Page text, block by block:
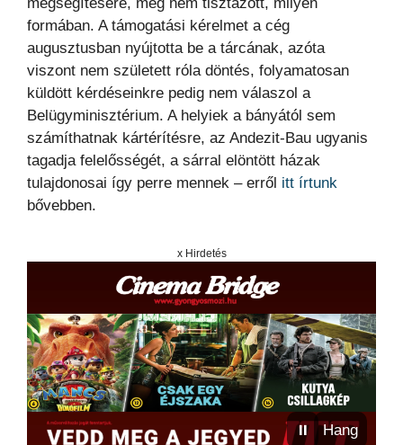
formában. A támogatási kérelmet a cég
augusztusban nyújtotta be a tárcának, azóta
viszont nem született róla döntés, folyamatosan
küldött kérdéseinkre pedig nem válaszol a
Belügyminisztérium. A helyiek a bányától sem
számíthatnak kártérítésre, az Andezit-Bau ugyanis
tagadja felelősségét, a sárral elöntött házak
tulajdonosai így perre mennek – erről itt írtunk
bővebben.
x Hirdetés
⏸ Hang